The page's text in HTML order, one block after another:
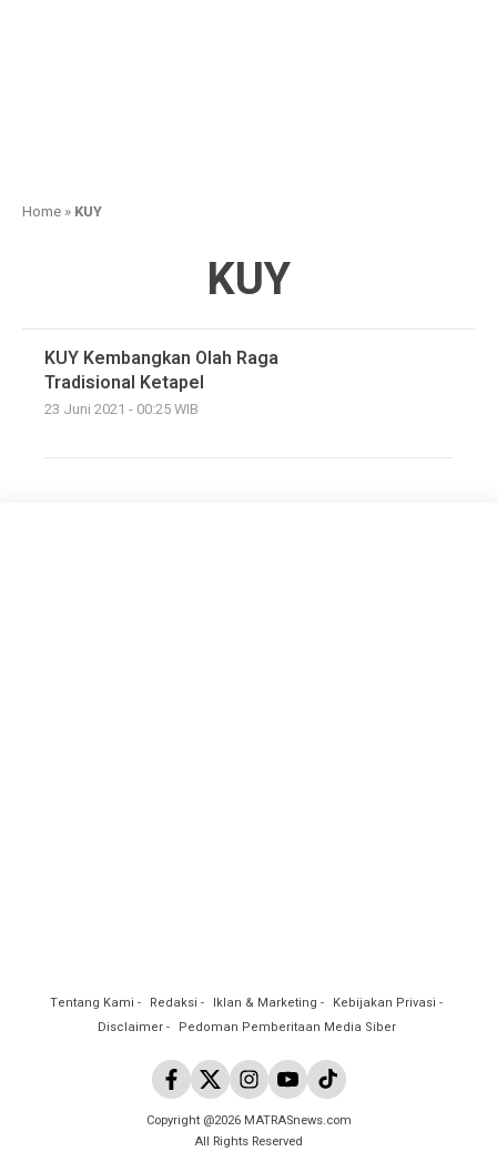
Home » KUY
KUY
KUY Kembangkan Olah Raga
Tradisional Ketapel
23 Juni 2021 - 00:25 WIB
Tentang Kami Redaksi Iklan & Marketing
Kebijakan Privasi
Disclaimer
Pedoman Pemberitaan Media Siber
Copyright @2026 MATRASnews.com
All Rights Reserved